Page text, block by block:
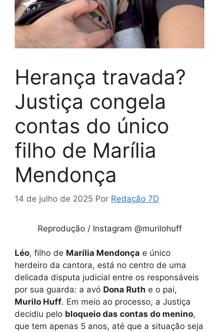
Herança travada?
Justiça congela
contas do único
filho de Marília
Mendonça
14 de julho de 2025 Por Redação 7D
Reprodução / Instagram @murilohuff
Léo, filho de Marília Mendonça e único
herdeiro da cantora, está no centro de uma
delicada disputa judicial entre os responsáveis
por sua guarda: a avó Dona Ruth e o pai,
Murilo Huff. Em meio ao processo, a Justiça
decidiu pelo bloqueio das contas do menino,
que tem apenas 5 anos, até que a situação seja